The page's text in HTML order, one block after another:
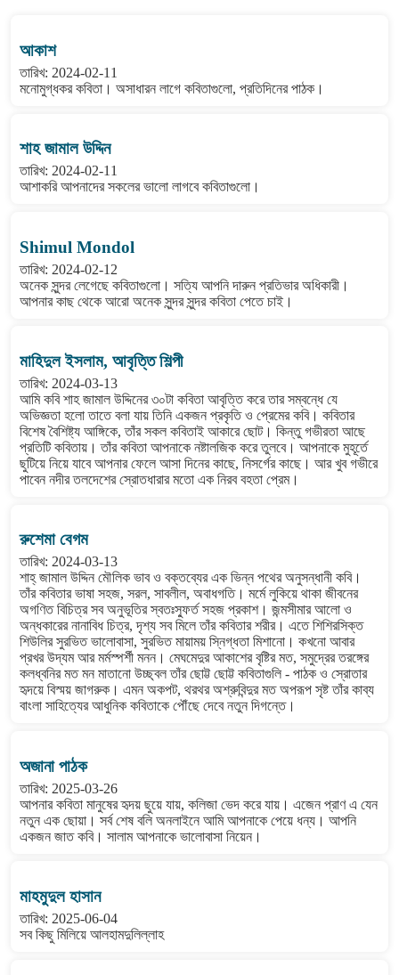
আকাশ
তারিখ: 2024-02-11
মনোমুগ্ধকর কবিতা। অসাধারন লাগে কবিতাগুলো, প্রতিদিনের পাঠক।
শাহ জামাল উদ্দিন
তারিখ: 2024-02-11
আশাকরি আপনাদের সকলের ভালো লাগবে কবিতাগুলো।
Shimul Mondol
তারিখ: 2024-02-12
অনেক সুন্দর লেগেছে কবিতাগুলো। সত্যি আপনি দারুন প্রতিভার অধিকারী।
আপনার কাছ থেকে আরো অনেক সুন্দর সুন্দর কবিতা পেতে চাই।
মাহিদুল ইসলাম, আবৃত্তি শিল্পী
তারিখ: 2024-03-13
আমি কবি শাহ জামাল উদ্দিনের ৩০টা কবিতা আবৃত্তি করে তার সম্বন্ধে যে
অভিজ্ঞতা হলো তাতে বলা যায় তিনি একজন প্রকৃতি ও প্রেমের কবি। কবিতার
বিশেষ বৈশিষ্ট্য আঙ্গিকে, তাঁর সকল কবিতাই আকারে ছোট। কিন্তু গভীরতা আছে
প্রতিটি কবিতায়। তাঁর কবিতা আপনাকে নষ্টালজিক করে তুলবে। আপনাকে মুহূর্তে
ছুটিয়ে নিয়ে যাবে আপনার ফেলে আসা দিনের কাছে, নিসর্গের কাছে। আর খুব গভীরে
পাবেন নদীর তলদেশের স্রোতধারার মতো এক নিরব বহতা প্রেম।
রুশেমা বেগম
তারিখ: 2024-03-13
শাহ্ জামাল উদ্দিন মৌলিক ভাব ও বক্তব্যের এক ভিন্ন পথের অনুসন্ধানী কবি।
তাঁর কবিতার ভাষা সহজ, সরল, সাবলীল, অবাধগতি। মর্মে লুকিয়ে থাকা জীবনের
অগণিত বিচিত্র সব অনুভূতির স্বতঃস্ফুর্ত সহজ প্রকাশ। জন্মসীমার আলো ও
অন্ধকারের নানাবিধ চিত্র, দৃশ্য সব মিলে তাঁর কবিতার শরীর। এতে শিশিরসিক্ত
শিউলির সুরভিত ভালোবাসা, সুরভিত মায়াময় স্নিগ্ধতা মিশানো। কখনো আবার
প্রখর উদ্যম আর মর্মস্পর্শী মনন। মেঘমেদুর আকাশের বৃষ্টির মত, সমুদ্রের তরঙ্গের
কলধ্বনির মত মন মাতানো উচ্ছ্বল তাঁর ছোট্ট ছোট্ট কবিতাগুলি - পাঠক ও স্রোতার
হৃদয়ে বিস্ময় জাগরুক। এমন অকপট, থরথর অশ্রুবিন্দুর মত অপরূপ সৃষ্ট তাঁর কাব্য
বাংলা সাহিত্যের আধুনিক কবিতাকে পৌঁছে দেবে নতুন দিগন্তে।
অজানা পাঠক
তারিখ: 2025-03-26
আপনার কবিতা মানুষের হৃদয় ছুয়ে যায়, কলিজা ভেদ করে যায়। এজেন প্রাণ এ যেন
নতুন এক ছোয়া। সর্ব শেষ বলি অনলাইনে আমি আপনাকে পেয়ে ধন্য। আপনি
একজন জাত কবি। সালাম আপনাকে ভালোবাসা নিয়েন।
মাহমুদুল হাসান
তারিখ: 2025-06-04
সব কিছু মিলিয়ে আলহামদুলিল্লাহ